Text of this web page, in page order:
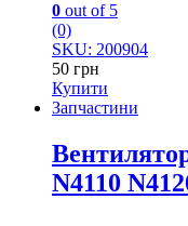
0 out of 5
(0)
SKU: 200904
50 грн
Купити
Запчастини
N4110